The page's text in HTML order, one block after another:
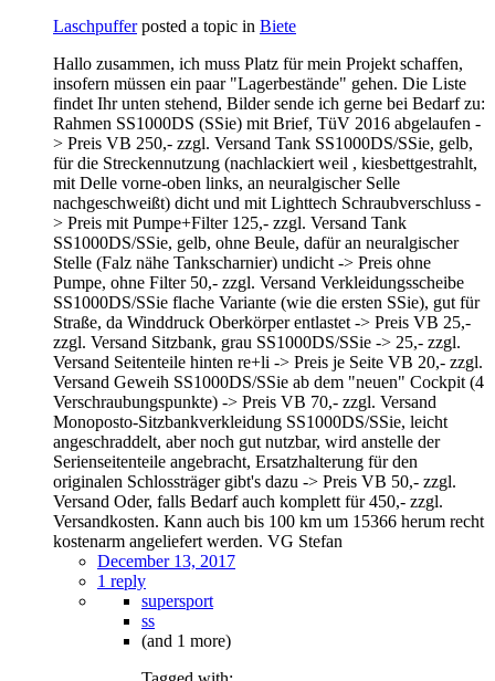
Laschpufferposted a topic in Biete
Hallo zusammen, ich muss Platz für mein Projekt schaffen,
insofern müssen ein paar "Lagerbestände" gehen. Die Liste
findet Ihr unten stehend, Bilder sende ich gerne bei Bedarf zu:
Rahmen SS1000DS (SSie) mit Brief, TüV 2016 abgelaufen -
> Preis VB 250,- zzgl. Versand Tank SS1000DS/SSie, gelb,
für die Streckennutzung (nachlackiert weil , kiesbettgestrahlt,
mit Delle vorne-oben links, an neuralgischer Selle
nachgeschweißt) dicht und mit Lighttech Schraubverschluss -
> Preis mit Pumpe+Filter 125,- zzgl. Versand Tank
SS1000DS/SSie, gelb, ohne Beule, dafür an neuralgischer
Stelle (Falz nähe Tankscharnier) undicht -> Preis ohne
Pumpe, ohne Filter 50,- zzgl. Versand Verkleidungsscheibe
SS1000DS/SSie flache Variante (wie die ersten SSie), gut für
Straße, da Winddruck Oberkörper entlastet -> Preis VB 25,-
zzgl. Versand Sitzbank, grau SS1000DS/SSie -> 25,- zzgl.
Versand Seitenteile hinten re+li -> Preis je Seite VB 20,- zzgl.
Versand Geweih SS1000DS/SSie ab dem "neuen" Cockpit (4
Verschraubungspunkte) -> Preis VB 70,- zzgl. Versand
Monoposto-Sitzbankverkleidung SS1000DS/SSie, leicht
angeschraddelt, aber noch gut nutzbar, wird anstelle der
Serienseitenteile angebracht, Ersatzhalterung für den
originalen Schlossträger gibt's dazu -> Preis VB 50,- zzgl.
Versand Oder, falls Bedarf auch komplett für 450,- zzgl.
Versandkosten. Kann auch bis 100 km um 15366 herum recht
kostenarm angeliefert werden. VG Stefan
December 13, 2017
1 reply
supersport
ss
(and 1 more)